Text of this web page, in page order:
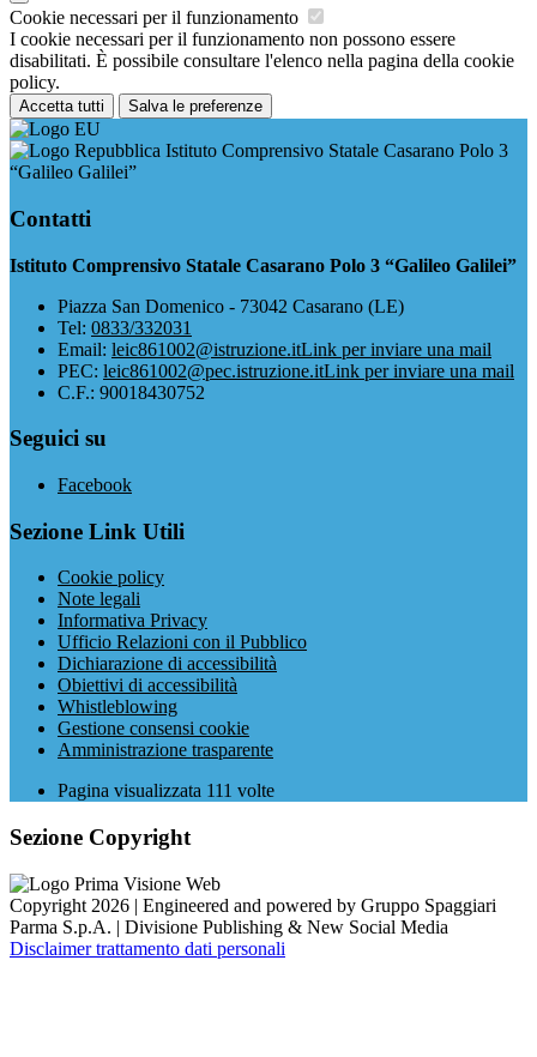
Cookie necessari per il funzionamento
I cookie necessari per il funzionamento non possono essere
disabilitati. È possibile consultare l'elenco nella pagina della cookie
policy.
Accetta tutti Salva le preferenze
Istituto Comprensivo Statale Casarano Polo 3
“Galileo Galilei”
Contatti
Istituto Comprensivo Statale Casarano Polo 3 “Galileo Galilei”
Piazza San Domenico - 73042 Casarano (LE)
Tel: 0833/332031
Email: leic861002@istruzione.itLink per inviare una mail
PEC: leic861002@pec.istruzione.itLink per inviare una mail
C.F.: 90018430752
Seguici su
Facebook
Sezione Link Utili
Cookie policy
Note legali
Informativa Privacy
Ufficio Relazioni con il Pubblico
Dichiarazione di accessibilità
Obiettivi di accessibilità
Whistleblowing
Gestione consensi cookie
Amministrazione trasparente
Pagina visualizzata 111 volte
Sezione Copyright
Copyright 2026 | Engineered and powered by Gruppo Spaggiari
Parma S.p.A. | Divisione Publishing & New Social Media
Disclaimer trattamento dati personali